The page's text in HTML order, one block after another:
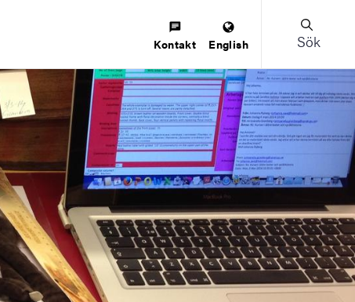
Kontakt English Sök